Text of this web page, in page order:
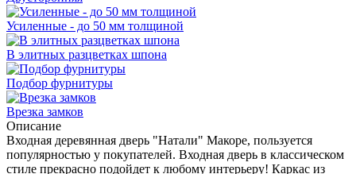
Усиленные - до 50 мм толщиной
В элитных разцветках шпона
Подбор фурнитуры
Врезка замков
Описание
Входная деревянная дверь "Натали" Макоре, пользуется
популярностью у покупателей. Входная дверь в классическом
стиле прекрасно подойдет к любому интерьеру! Каркас из